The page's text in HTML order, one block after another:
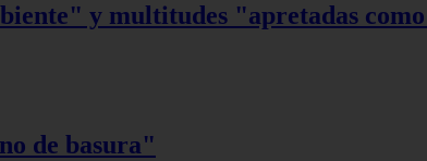
y multitudes "apretadas
de basura"